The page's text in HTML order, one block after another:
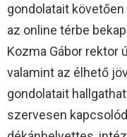
gondolatait
az online térbe
Kozma Gábor rektor
valamint az élhető
gondolatait
szervesen